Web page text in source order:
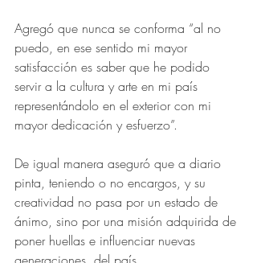
Agregó que nunca se conforma “al no
puedo, en ese sentido mi mayor
satisfacción es saber que he podido
servir a la cultura y arte en mi país
representándolo en el exterior con mi
mayor dedicación y esfuerzo”.
De igual manera aseguró que a diario
pinta, teniendo o no encargos, y su
creatividad no pasa por un estado de
ánimo, sino por una misión adquirida de
poner huellas e influenciar nuevas